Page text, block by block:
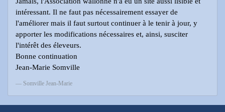
intéressant. Il ne faut pas nécessairement essayer de
l'améliorer mais il faut surtout continuer à le tenir à jour, y
apporter les modifications nécessaires et, ainsi, susciter
l'intérêt des éleveurs.
Bonne continuation
Jean-Marie Somville
Somville Jean-Marie